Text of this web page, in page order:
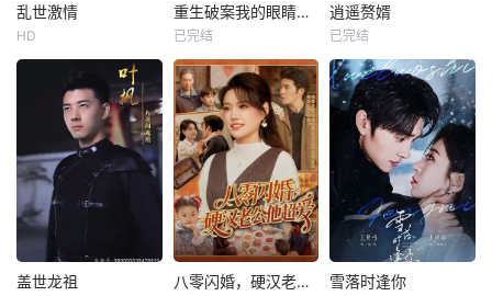
乱世激情
HD
重生破案我的眼睛能锁定凶手
已完结
逍遥赘婿
已完结
盖世龙祖 八零闪婚，硬汉老公他超爱 雪落时逢你